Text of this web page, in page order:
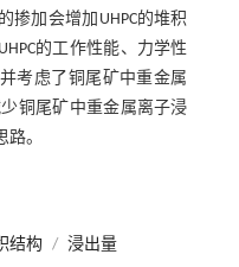
掺加会增加UHPC的堆积
的工作性能、力学性
考虑了铜尾矿中重金属
铜尾矿中重金属离子浸
。
结构 / 浸出量